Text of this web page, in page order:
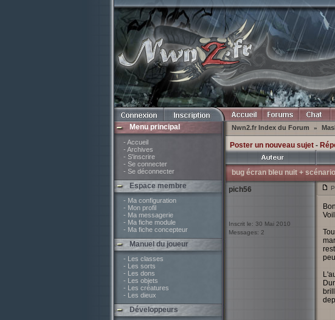
Menu principal
- Accueil
- Archives
- S'inscrire
- Se connecter
- Se déconnecter
Espace membre
- Ma configuration
- Mon profil
- Ma messagerie
- Ma fiche module
- Ma fiche concepteur
Manuel du joueur
- Les classes
- Les sorts
- Les dons
- Les objets
- Les créatures
- Les dieux
Développeurs
Nwn2.fr Index du Forum »
Poster un nouveau sujet-
bug écran bleu nuit +
pich56
Inscrit le: 30 Mai 2010
Messages: 2